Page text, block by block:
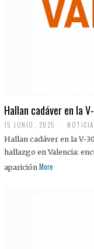
Hallan cadáver en la
15 JUNIO, 2025
Hallan cadáver en la V-
hallazgo en Valencia:
aparición More